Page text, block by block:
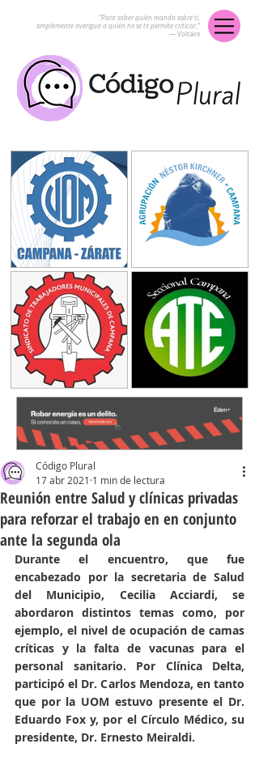
“Para saber quién manda sobre ti,
simplemente averigua a quién no se te permite criticar.”
― Voltaire
Reunión entre Salud y clínicas privadas
para reforzar el trabajo en en conjunto
ante la segunda ola
Código Plural
17 abr 2021 1 min de lectura
Durante el encuentro, que fue
encabezado por la secretaria de Salud
del Municipio, Cecilia Acciardi, se
abordaron distintos temas como, por
ejemplo, el nivel de ocupación de camas
críticas y la falta de vacunas para el
personal sanitario. Por Clínica Delta,
participó el Dr. Carlos Mendoza, en tanto
que por la UOM estuvo presente el Dr.
Eduardo Fox y, por el Círculo Médico, su
presidente, Dr. Ernesto Meiraldi.